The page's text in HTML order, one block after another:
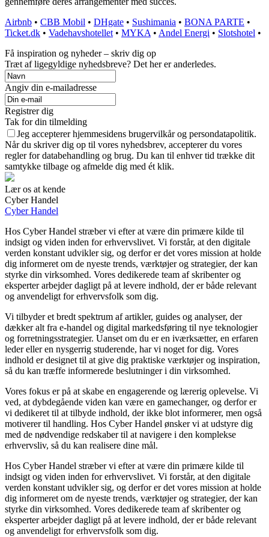
Airbnb • CBB Mobil • DHgate • Sushimania • BONA PARTE •
Ticket.dk • Vadehavshotellet • MYKA • Andel Energi • Slotshotel •
Få inspiration og nyheder – skriv dig op
Træt af ligegyldige nyhedsbreve? Det her er anderledes.
Angiv din e-mailadresse
Registrer dig
Tak for din tilmelding
Jeg accepterer hjemmesidens brugervilkår og persondatapolitik.
Når du skriver dig op til vores nyhedsbrev, accepterer du vores
regler for databehandling og brug. Du kan til enhver tid trække dit
samtykke tilbage og afmelde dig med ét klik.
Lær os at kende
Cyber Handel
Cyber Handel
Hos Cyber Handel stræber vi efter at være din primære kilde til
indsigt og viden inden for erhvervslivet. Vi forstår, at den digitale
verden konstant udvikler sig, og derfor er det vores mission at holde
dig informeret om de nyeste trends, værktøjer og strategier, der kan
styrke din virksomhed. Vores dedikerede team af skribenter og
eksperter arbejder dagligt på at levere indhold, der er både relevant
og anvendeligt for erhvervsfolk som dig.
Vi tilbyder et bredt spektrum af artikler, guides og analyser, der
dækker alt fra e-handel og digital markedsføring til nye teknologier
og forretningsstrategier. Uanset om du er en iværksætter, en erfaren
leder eller en nysgerrig studerende, har vi noget for dig. Vores
indhold er designet til at give dig praktiske værktøjer og inspiration,
så du kan træffe informerede beslutninger i din virksomhed.
Vores fokus er på at skabe en engagerende og lærerig oplevelse. Vi
ved, at dybdegående viden kan være en gamechanger, og derfor er
vi dedikeret til at tilbyde indhold, der ikke blot informerer, men også
motiverer til handling. Hos Cyber Handel ønsker vi at udstyre dig
med de nødvendige redskaber til at navigere i den komplekse
erhvervsliv, så du kan realisere dine mål.
Hos Cyber Handel stræber vi efter at være din primære kilde til
indsigt og viden inden for erhvervslivet. Vi forstår, at den digitale
verden konstant udvikler sig, og derfor er det vores mission at holde
dig informeret om de nyeste trends, værktøjer og strategier, der kan
styrke din virksomhed. Vores dedikerede team af skribenter og
eksperter arbejder dagligt på at levere indhold, der er både relevant
og anvendeligt for erhvervsfolk som dig.